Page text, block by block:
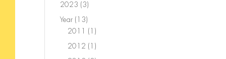
2023 33
products
Year 1313
products
2011
1
product
2012
1